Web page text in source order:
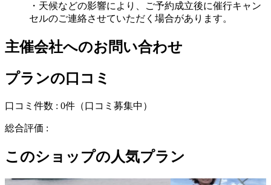
・天候などの影響により、ご予約成立後に催行キャン
セルのご連絡させていただく場合があります。
主催会社へのお問い合わせ
プランの口コミ
口コミ件数 : 0件 （口コミ募集中）
総合評価 :
このショップの人気プラン